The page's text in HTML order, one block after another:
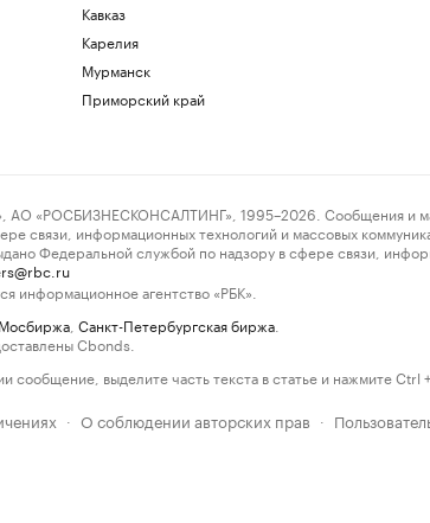
Кавказ
Карелия
Мурманск
Приморский край
«РОСБИЗНЕСКОНСАЛТИНГ», 1995–2026. Сообщения и
связи, информационных технологий и массовых
Федеральной службой по надзору в сфере связи,
информационное агентство «РБК».
Мосбиржа Санкт-Петербургская биржа
Cbonds.
сообщение, выделите часть текста в статье и нажмите Ctrl
· О соблюдении авторских прав ·